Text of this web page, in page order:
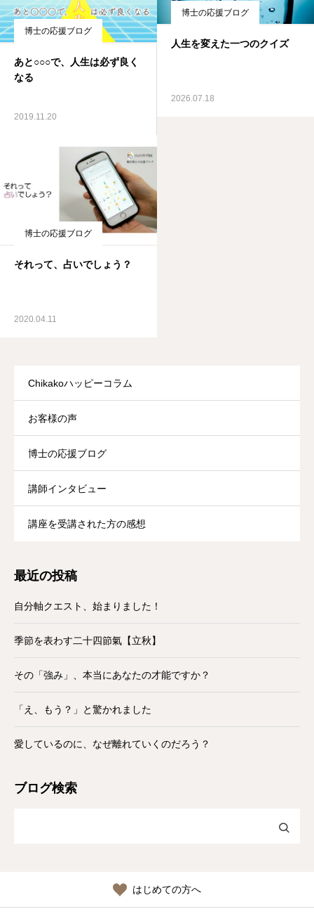
博士の応援ブログ
あと○○○で、人生は必ず良く
なる
2019.11.20
博士の応援ブログ
人生を変えた一つのクイズ
2026.07.18
博士の応援ブログ
それって、占いでしょう？
2020.04.11
Chikakoハッピーコラム
お客様の声
博士の応援ブログ
講師インタビュー
講座を受講された方の感想
最近の投稿
自分軸クエスト、始まりました！
季節を表わす二十四節氣【立秋】
その「強み」、本当にあなたの才能ですか？
「え、もう？」と驚かれました
愛しているのに、なぜ離れていくのだろう？
ブログ検索
はじめての方へ